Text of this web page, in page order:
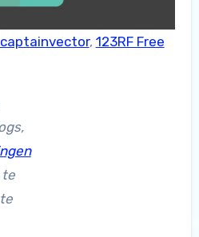
captainvector, 123RF Free
te